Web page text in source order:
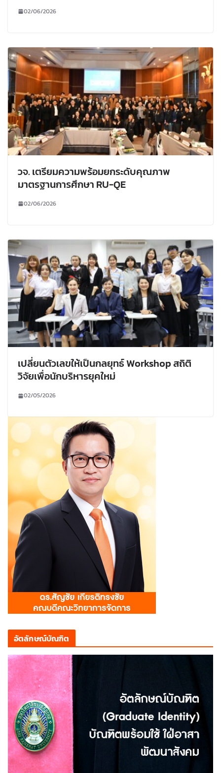
02/06/2026
วจ. เตรียมความพร้อมยกระดับคุณภาพ
มาตรฐานการศึกษา RU-QE
02/06/2026
เปลี่ยนตัวเลขให้เป็นกลยุทธ์ Workshop สถิติ
วิจัยเพื่อนักบริหารยุคใหม่
02/05/2026
อัตลักษณ์บัณฑิต